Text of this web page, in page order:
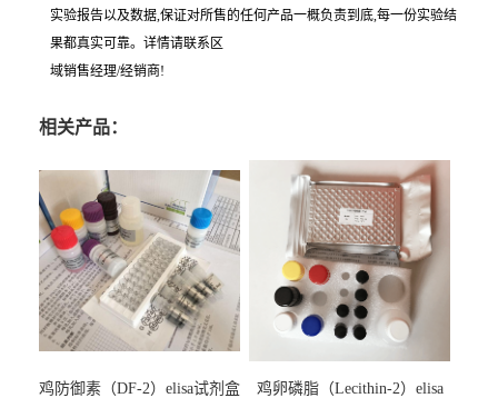
实验报告以及数据,保证对所售的任何产品一概负责到底,每一份实验结
果都真实可靠。详情请联系区
域销售经理/经销商!
相关产品：
鸡防御素（DF-2）elisa试剂盒
鸡卵磷脂（Lecithin-2）elisa